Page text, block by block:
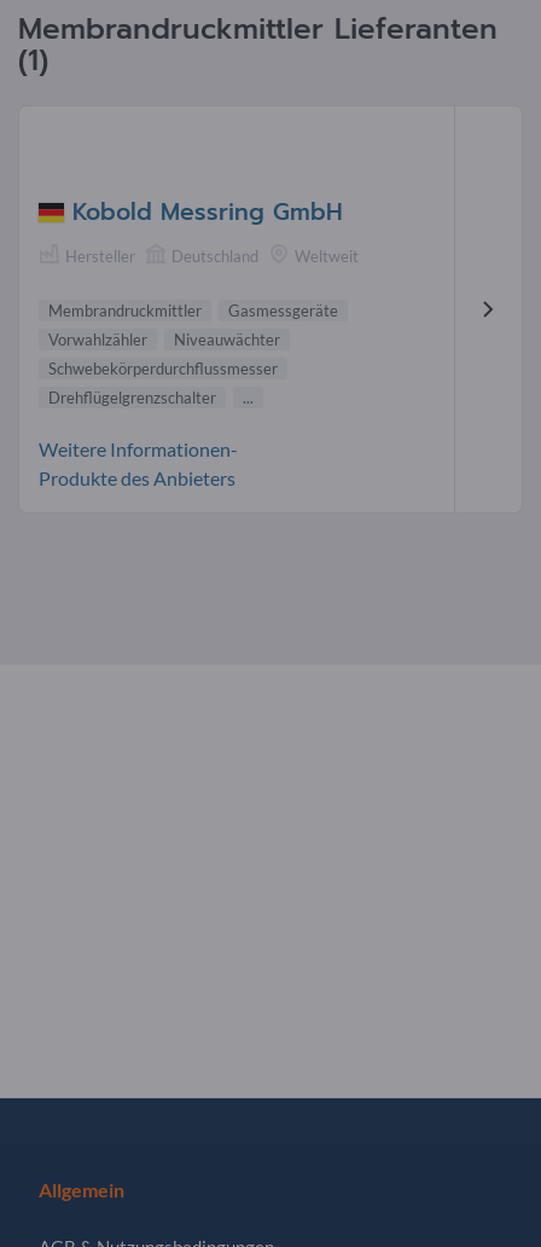
Membrandruckmittler Lieferanten
(1)
Kobold Messring GmbH
Hersteller Deutschland Weltweit
Membrandruckmittler
Gasmessgeräte
Vorwahlzähler
Niveauwächter
Schwebekörperdurchflussmesser
Drehflügelgrenzschalter
...
Weitere Informationen-
Produkte des Anbieters
Allgemein